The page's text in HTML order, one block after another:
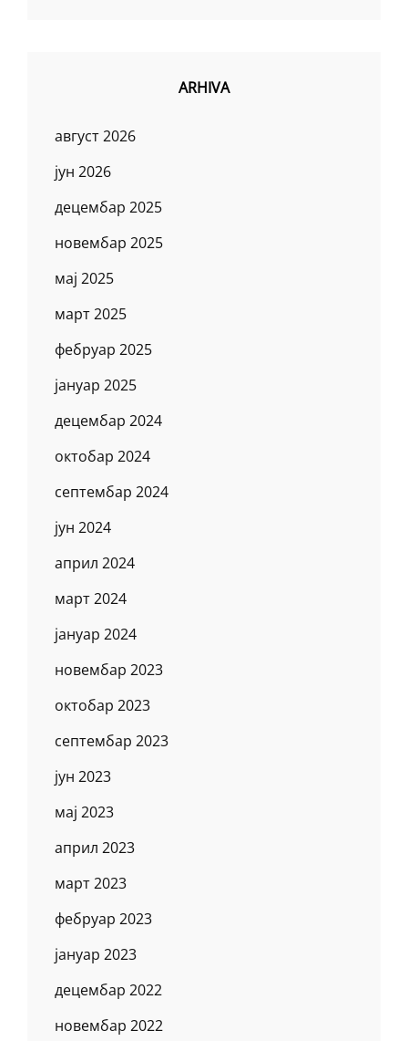
ARHIVA
август 2026
јун 2026
децембар 2025
новембар 2025
мај 2025
март 2025
фебруар 2025
јануар 2025
децембар 2024
октобар 2024
септембар 2024
јун 2024
април 2024
март 2024
јануар 2024
новембар 2023
октобар 2023
септембар 2023
јун 2023
мај 2023
април 2023
март 2023
фебруар 2023
јануар 2023
децембар 2022
новембар 2022